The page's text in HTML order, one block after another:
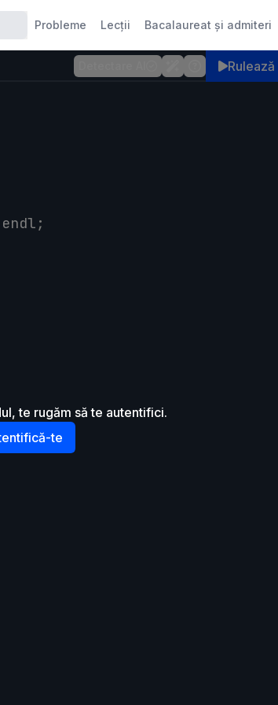
Probleme Lecții Bacalaureat și admiteri
te rugăm să te autentifici.
te
Rulează
endl ;